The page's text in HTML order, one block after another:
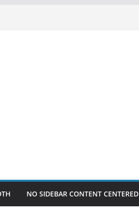
NO SIDEBAR CONTENT CENTERED